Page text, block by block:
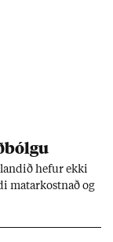
land­ið hef­ur ekki
mat­ar­kostn­að og